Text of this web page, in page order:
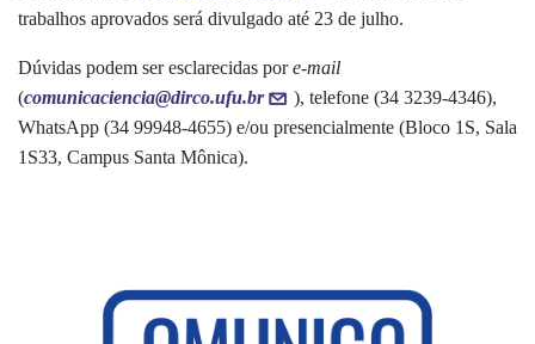
trabalhos aprovados será divulgado até 23 de julho.
Dúvidas podem ser esclarecidas pore-mail
(comunicaciencia@dirco.ufu.br
), telefone (34 3239-4346),
WhatsApp (34 99948-4655) e/ou presencialmente (Bloco 1S, Sala
1S33, Campus Santa Mônica).